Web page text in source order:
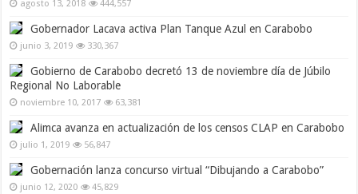
agosto 13, 2018 444,557
Gobernador Lacava activa Plan Tanque Azul en Carabobo
junio 3, 2019 330,367
Gobierno de Carabobo decretó 13 de noviembre día de Júbilo
Regional No Laborable
noviembre 10, 2017 63,381
Alimca avanza en actualización de los censos CLAP en Carabobo
julio 1, 2019 56,847
Gobernación lanza concurso virtual “Dibujando a Carabobo”
junio 12, 2020 45,829